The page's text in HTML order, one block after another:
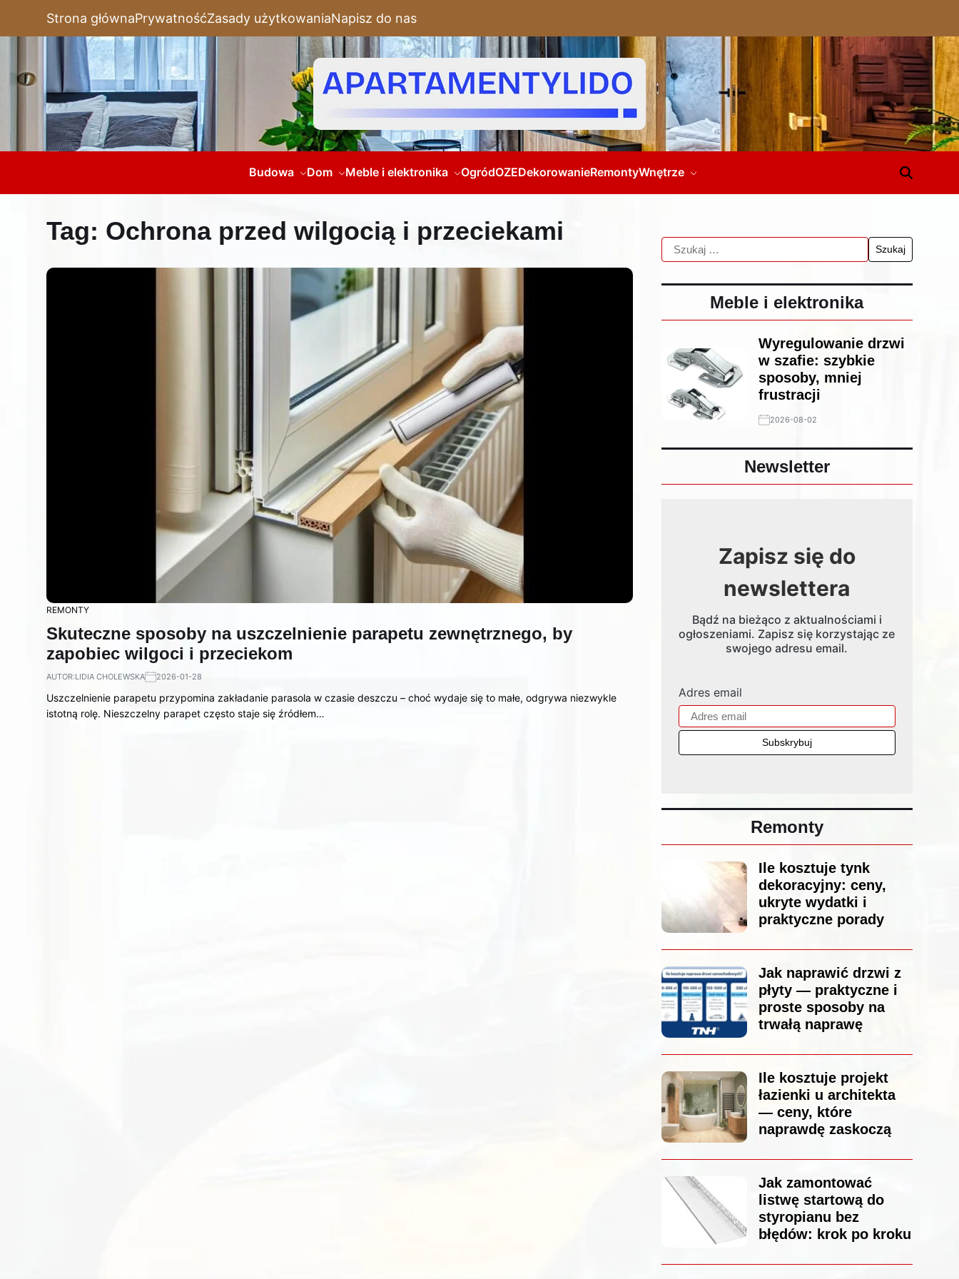
Strona głównaPrywatnośćZasady użytkowaniaNapisz do nas
Budowa Dom Meble i elektronika OgródOZEDekorowanieRemontyWnętrze
Tag: Ochrona przed wilgocią i przeciekami
REMONTY
Skuteczne sposoby na uszczelnienie parapetu zewnętrznego, by
zapobiec wilgoci i przeciekom
AUTOR:LIDIA CHOLEWSKA 2026-01-28
Uszczelnienie parapetu przypomina zakładanie parasola w czasie deszczu – choć wydaje się to małe, odgrywa niezwykle
istotną rolę. Nieszczelny parapet często staje się źródłem…
Meble i elektronika
Wyregulowanie drzwi
w szafie: szybkie
sposoby, mniej
frustracji
2026-08-02
Newsletter
Zapisz się do
newslettera
Bądź na bieżąco z aktualnościami i
ogłoszeniami. Zapisz się korzystając ze
swojego adresu email.
Adres email
Remonty
Ile kosztuje tynk
dekoracyjny: ceny,
ukryte wydatki i
praktyczne porady
Jak naprawić drzwi z
płyty — praktyczne i
proste sposoby na
trwałą naprawę
Ile kosztuje projekt
łazienki u architekta
— ceny, które
naprawdę zaskoczą
Jak zamontować
listwę startową do
styropianu bez
błędów: krok po kroku